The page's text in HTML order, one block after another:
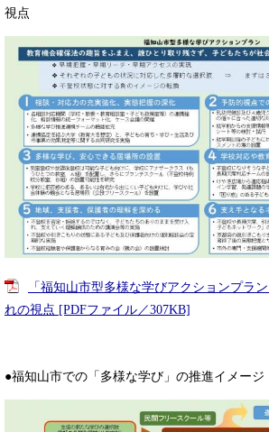
視点
「福知山市型多様な学びアクションプラ
れの視点 [PDFファイル／307KB]
●福知山市での「多様な学び」の推進イメージ